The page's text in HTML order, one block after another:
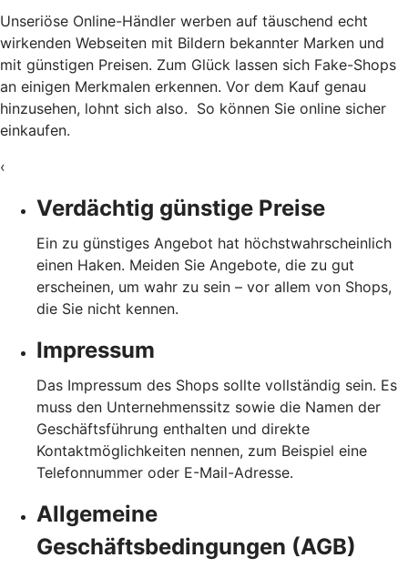
Unseriöse Online-Händler werben auf täuschend echt
wirkenden Webseiten mit Bildern bekannter Marken und
mit günstigen Preisen. Zum Glück lassen sich Fake-Shops
an einigen Merkmalen erkennen. Vor dem Kauf genau
hinzusehen, lohnt sich also. So können Sie online sicher
einkaufen.
‹
Verdächtig günstige Preise
Ein zu günstiges Angebot hat höchstwahrscheinlich
einen Haken. Meiden Sie Angebote, die zu gut
erscheinen, um wahr zu sein – vor allem von Shops,
die Sie nicht kennen.
Impressum
Das Impressum des Shops sollte vollständig sein. Es
muss den Unternehmenssitz sowie die Namen der
Geschäftsführung enthalten und direkte
Kontaktmöglichkeiten nennen, zum Beispiel eine
Telefonnummer oder E-Mail-Adresse.
Allgemeine
Geschäftsbedingungen (AGB)